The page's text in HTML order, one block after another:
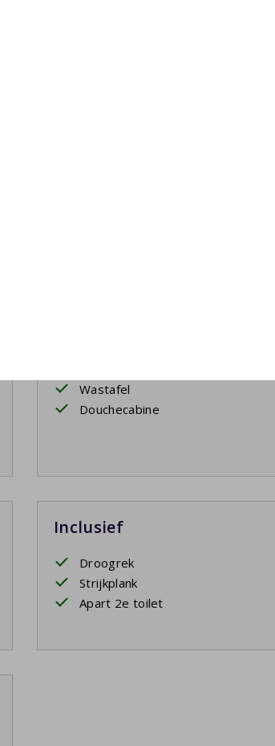
Wastafel
Douchecabine
Inclusief
Droogrek
Strijkplank
Apart 2e toilet